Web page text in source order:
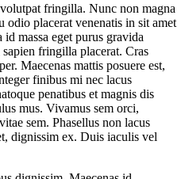
fringilla. Nunc non magna
odio placerat venenatis in sit amet
massa eget purus gravida
fringilla placerat. Cras
Maecenas mattis posuere est,
finibus mi nec lacus
penatibus et magnis dis
mus. Vivamus sem orci,
sem. Phasellus non lacus
dignissim ex. Duis iaculis vel